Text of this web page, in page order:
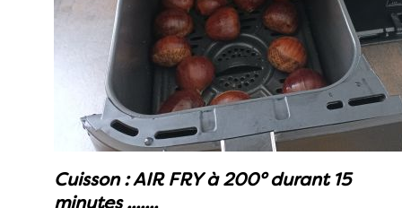
Cuisson : AIR FRY à 200° durant 15
minutes .......